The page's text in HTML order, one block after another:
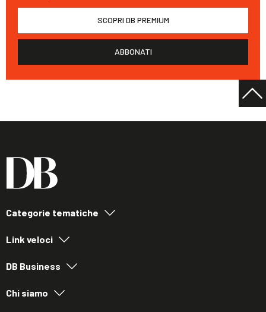
SCOPRI DB PREMIUM
ABBONATI
Categorie tematiche
Link veloci
DB Business
Chi siamo